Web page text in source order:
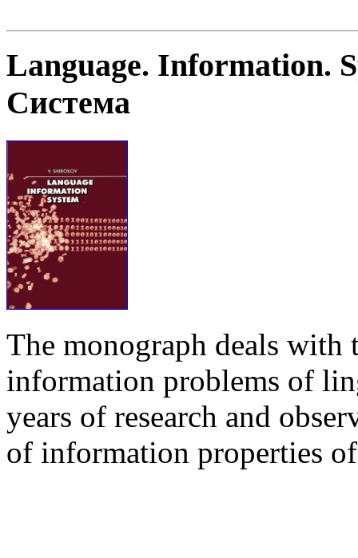
Language. Information.
Система
The monograph deals with
information problems of
years of research and
of information properties